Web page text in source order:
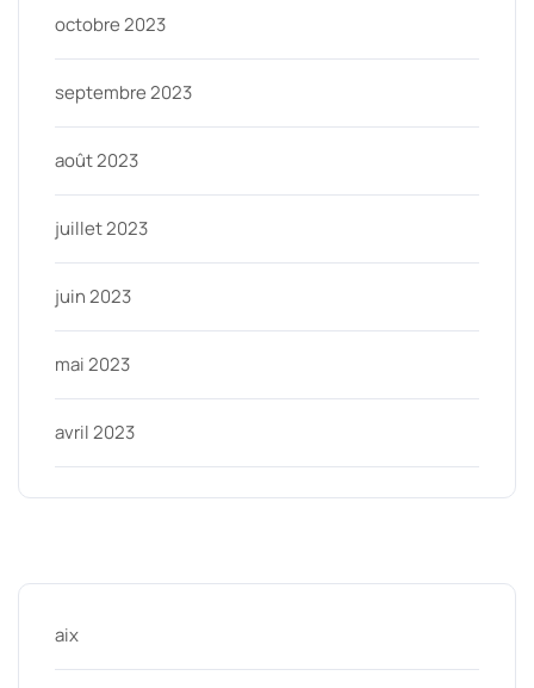
octobre 2023
septembre 2023
août 2023
juillet 2023
juin 2023
mai 2023
avril 2023
aix